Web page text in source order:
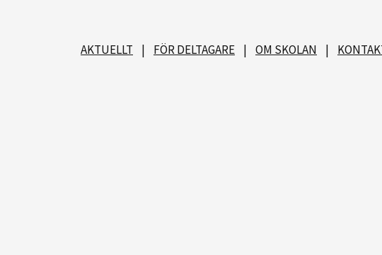
AKTUELLT | FÖR DELTAGARE | OM SKOLAN |